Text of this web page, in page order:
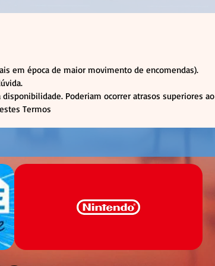
em época de maior movimento de encomendas).
Poderiam ocorrer atrasos superiores ao
Termos